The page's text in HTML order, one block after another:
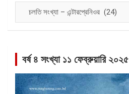
বর্ষ ৪ সংখ্যা ১১ ফেব্রুয়ারি ২০২৫